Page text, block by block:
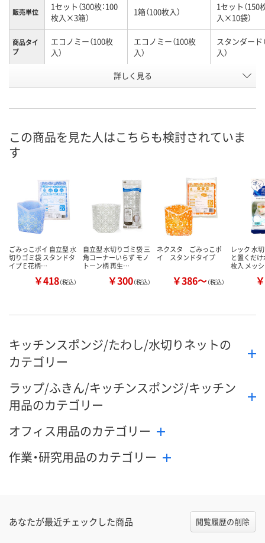
販売単位
1セット（300枚：100
枚入×3箱）
1箱（100枚入）
1セット（150
入×10袋）
商品タイ
プ
エコノミー（100枚
入）
エコノミー（100枚
入）
スタンダード
入）
2335576 1250545
お届け日 8月7日（金） 8月7日（金）
ついてご連絡
数量
カゴへ
数量
カゴへ カ
詳しく見る
この商品を見た人はこちらも検討されていま
す
ごみっこポイ 自立型 水
切りゴミ袋 スタンドタ
イプ E 花柄…
￥418（税込）
自立型 水切りゴミ袋 三
角コーナーいらず モノ
トーン柄 再生…
￥300（税込）
ネクスタ ごみっこポ
イ スタンドタイプ
￥386～（税込）
レック 水
と置くだ
枚入 メッ
キッチンスポンジ/たわし/水切りネットの
カテゴリー
ラップ/ふきん/キッチンスポンジ/キッチン
用品のカテゴリー
オフィス用品のカテゴリー
作業・研究用品のカテゴリー
あなたが最近チェックした商品 閲覧履歴の削除